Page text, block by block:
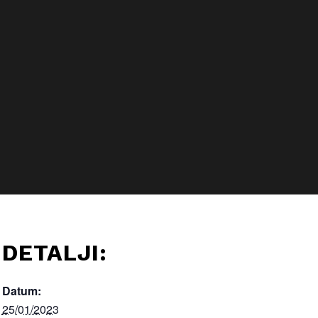
DETALJI:
Datum:
25/01/2023